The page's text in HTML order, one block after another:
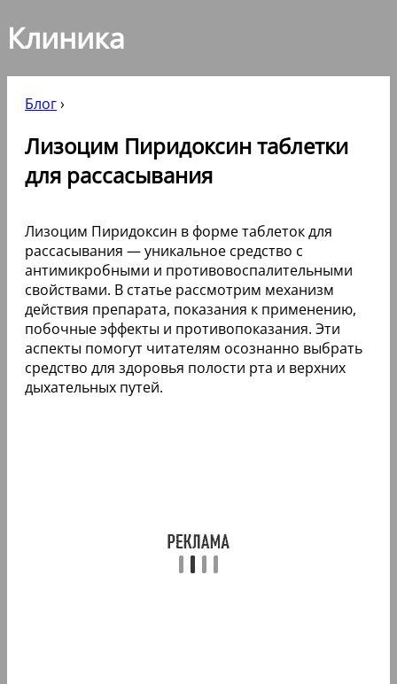
Клиника
Блог›
Лизоцим Пиридоксин таблетки
для рассасывания
Лизоцим Пиридоксин в форме таблеток для
рассасывания — уникальное средство с
антимикробными и противовоспалительными
свойствами. В статье рассмотрим механизм
действия препарата, показания к применению,
побочные эффекты и противопоказания. Эти
аспекты помогут читателям осознанно выбрать
средство для здоровья полости рта и верхних
дыхательных путей.